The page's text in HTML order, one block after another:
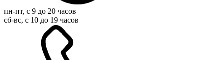
пн-пт, с 9 до 20 часов
сб-вс, с 10 до 19 часов